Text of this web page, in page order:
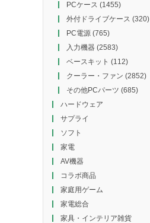
PCケース (1455)
外付ドライブケース (320)
PC電源(765)
入力機器(2583)
ベースキット (112)
クーラー・ファン (2852)
その他PCパーツ (685)
ハードウェア
サプライ
ソフト
家電
AV機器
コラボ商品
家庭用ゲーム
家電総合
家具・インテリア雑貨